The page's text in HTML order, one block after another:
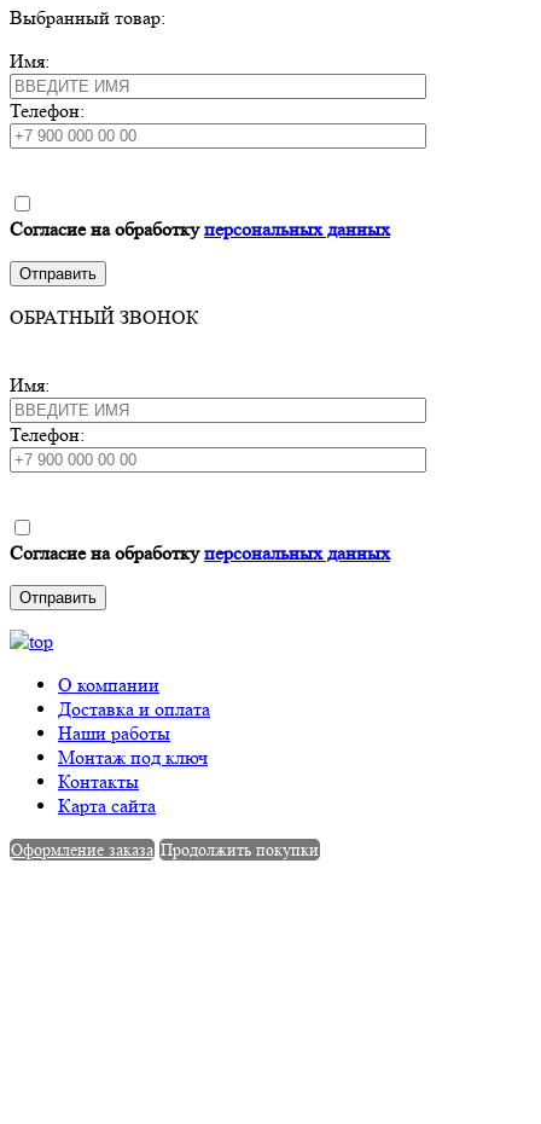
Выбранный товар:
Имя:
Телефон:
Согласие на обработкуперсональных данных
ОБРАТНЫЙ ЗВОНОК
Имя:
Телефон:
Согласие на обработкуперсональных данных
О компании
Доставка и оплата
Наши работы
Монтаж под ключ
Контакты
Карта сайта
Оформление заказа Продолжить покупки